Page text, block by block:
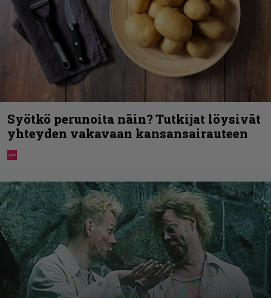
Syötkö perunoita näin? Tutkijat löysivät
yhteyden vakavaan kansansairauteen